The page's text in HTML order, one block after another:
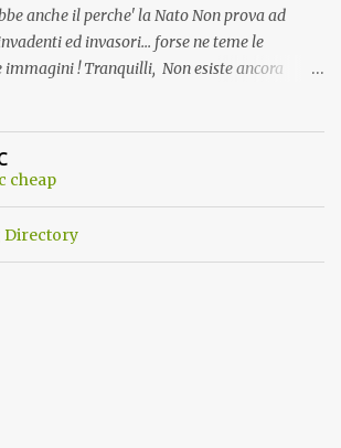
anche il perche' la Nato Non prova ad
ed invasori... forse ne teme le
immagini ! Tranquilli, Non esiste ancora
o forse una "False Flag", per provocare
che difficilmente da menti sane, potrebbe
cheap
Directory